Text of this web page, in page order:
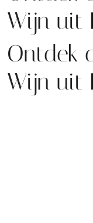
Wijn uit
Ontdek
Wijn uit